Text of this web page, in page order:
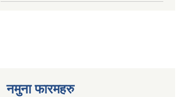
नमुना फारमहरु